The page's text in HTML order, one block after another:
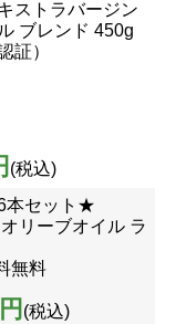
ストラバージン
ブレンド 450g
証）
(税込)
本セット★
リーブオイル ラ
無料
(税込)